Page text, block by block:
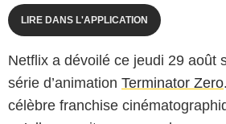
LIRE DANS L'APPLICATION
Netflix a dévoilé ce jeudi 29 août
série d’animation Terminator Zero
célèbre franchise